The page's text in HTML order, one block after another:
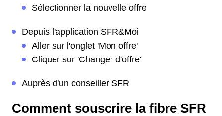
Sélectionner la nouvelle offre
Depuis l'application SFR&Moi
Aller sur l'onglet 'Mon offre'
Cliquer sur 'Changer d'offre'
Auprès d'un conseiller SFR
Comment souscrire la fibre SFR